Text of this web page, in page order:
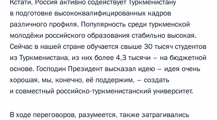
в подготовке высококвалифицированных кадров
различного профиля. Популярность среди туркменской
молодёжи российского образования стабильно высокая.
Сейчас в нашей стране обучается свыше 30 тысяч студентов
из Туркменистана, из них более 4,3 тысячи – на бюджетной
основе. Господин Президент высказал идею – идея очень
хорошая, мы, конечно, её поддержим, – создать
и совместный российско-туркменистанский университет.
В ходе переговоров, разумеется, также затрагивались